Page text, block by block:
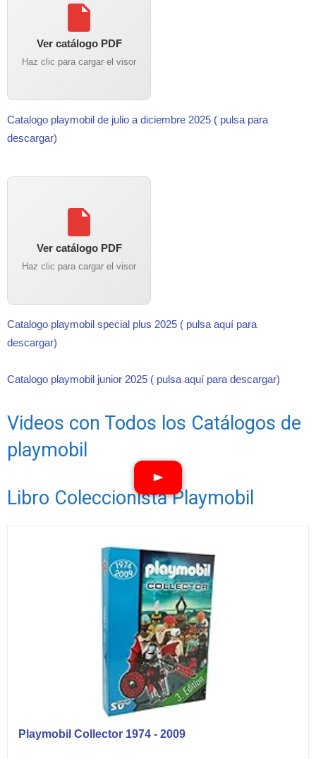
Ver catálogo PDF
Haz clic para cargar el visor
Catalogo playmobil de julio a diciembre 2025 ( pulsa para
descargar)
Ver catálogo PDF
Haz clic para cargar el visor
Catalogo playmobil special plus 2025 ( pulsa aquí para
descargar)
Catalogo playmobil junior 2025 ( pulsa aquí para descargar)
Videos con Todos los Catálogos de
playmobil
Libro Coleccionista Playmobil
Playmobil Collector 1974 - 2009